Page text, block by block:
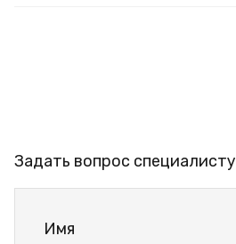
Задать вопрос специалисту
Имя